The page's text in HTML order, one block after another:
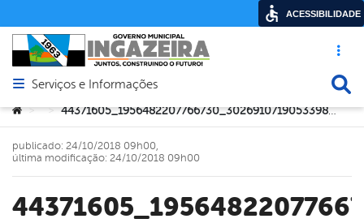
Acesso
Abrir menu principal de navegação
Serviços e Informações
Você está aqui:
> > 44371605_1956482207766730_3026910719053398016_n
publicado: 24/10/2018 09h00,
última modificação: 24/10/2018 09h00
ACESSIBILIDADE